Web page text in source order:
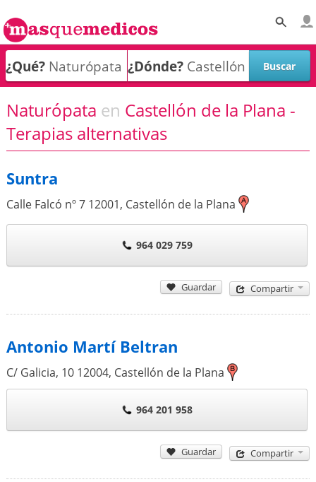
¿Qué? ¿Dónde?
Naturópata en Castellón de la Plana -
Terapias alternativas
Suntra
Calle Falcó nº 7 12001, Castellón de la Plana
964 029 759
Guardar Compartir
Antonio Martí Beltran
C/ Galicia, 10 12004, Castellón de la Plana
964 201 958
Guardar Compartir